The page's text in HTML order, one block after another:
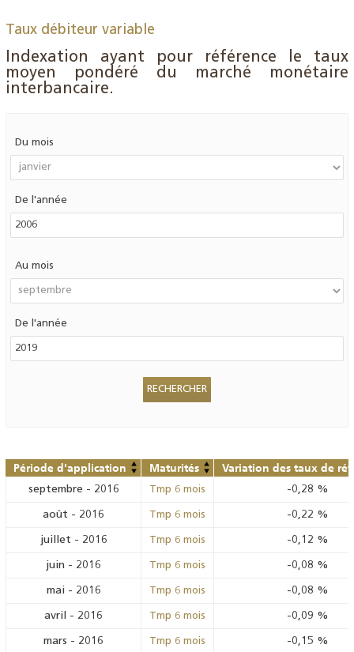
Taux débiteur variable
Indexation ayant pour référence le taux
moyen pondéré du marché monétaire
interbancaire.
Du mois
De l'année
Au mois
De l'année
Période d'application Maturités Variation des taux de
septembre - 2016 Tmp 6 mois -0,28 %
août - 2016 Tmp 6 mois -0,22 %
juillet - 2016 Tmp 6 mois -0,12 %
juin - 2016 Tmp 6 mois -0,08 %
mai - 2016 Tmp 6 mois -0,08 %
avril - 2016 Tmp 6 mois -0,09 %
mars - 2016 Tmp 6 mois -0,15 %